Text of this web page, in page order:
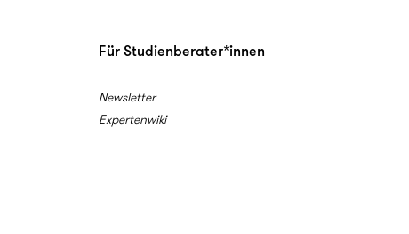
Für Studienberater*innen
Newsletter
Expertenwiki